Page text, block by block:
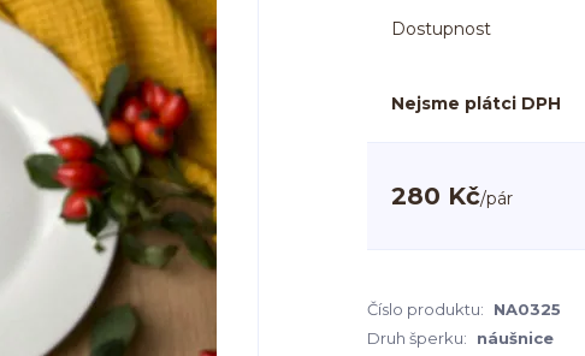
Dostupnost
Nejsme plátci DPH
280 Kč/pár
Číslo produktu: NA0325
Druh šperku:
náušnice